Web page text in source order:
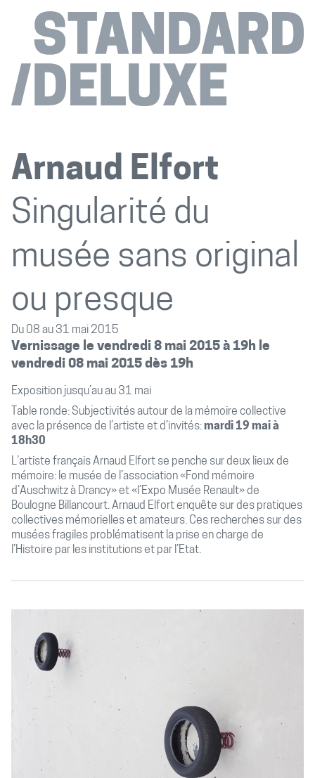
Arnaud Elfort
Singularité du
musée sans original
ou presque
Du 08 au 31 mai 2015
Vernissage le vendredi 8 mai 2015 à 19h le
vendredi 08 mai 2015 dès 19h
Exposition jusqu’au au 31 mai
Table ronde: Subjectivités autour de la mémoire collective
avec la présence de l’artiste et d’invités:mardi 19 mai à
18h30
L’artiste français Arnaud Elfort se penche sur deux lieux de
mémoire: le musée de l’association «Fond mémoire
d’Auschwitz à Drancy» et «l’Expo Musée Renault» de
Boulogne Billancourt. Arnaud Elfort enquête sur des pratiques
collectives mémorielles et amateurs. Ces recherches sur des
musées fragiles problématisent la prise en charge de
l’Histoire par les institutions et par l’Etat.